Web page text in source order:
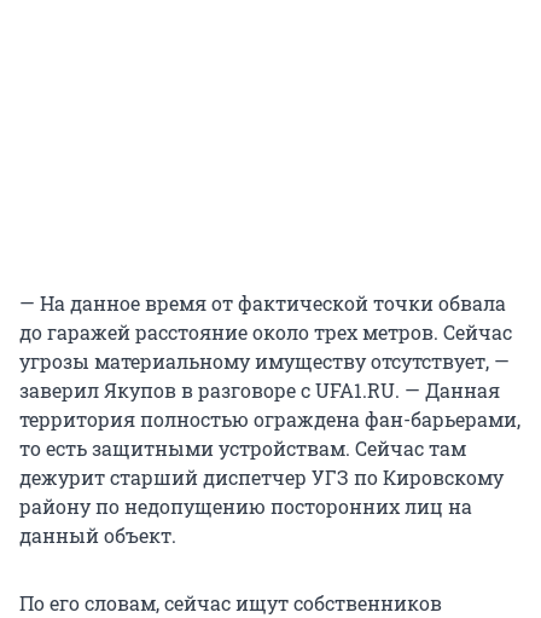
— На данное время от фактической точки обвала
до гаражей расстояние около трех метров. Сейчас
угрозы материальному имуществу отсутствует, —
заверил Якупов в разговоре с UFA1.RU. — Данная
территория полностью ограждена фан-барьерами,
то есть защитными устройствам. Сейчас там
дежурит старший диспетчер УГЗ по Кировскому
району по недопущению посторонних лиц на
данный объект.
По его словам, сейчас ищут собственников